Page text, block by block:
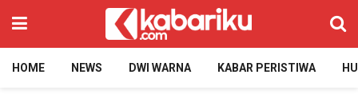
HOME NEWS DWI WARNA KABAR PERISTIWA